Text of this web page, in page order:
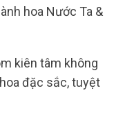
hoa Nước Ta &
kiên tâm không
đặc sắc, tuyệt